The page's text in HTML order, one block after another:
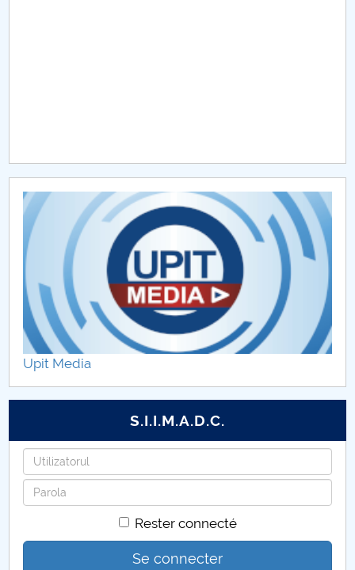
Chestionar angajabilitate ALUMNI – UPB
CAR2026
MENIU CANTINA
Coduri 2024
Coduri 2025
Coduri 2026
Upit Media
S.I.I.M.A.D.C.
Identifiant
Mot
de
Rester connecté
Se connecter